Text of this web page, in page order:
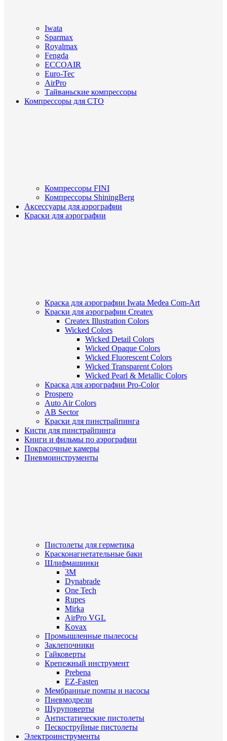
Iwata
Sparmax
Royalmax
Fengda
ECCOAIR
Euro-Tec
AirPro
Тайваньские компрессоры
Компрессоры для СТО
Компрессоры FINI
Компрессоры ShiningBerg
Аксессуары для аэрографии
Краски для аэрографии
Краска для аэрографии Iwata Medea Com-Art
Краски для аэрографии Createx
Createx Illustration Colors
Wicked Colors
Wicked Detail Colors
Wicked Opaque Colors
Wicked Fluorescent Colors
Wicked Transparent Colors
Wicked Pearl & Metallic Colors
Краска для аэрографии Pro-Color
Prospero
Auto Air Colors
AB Sector
Краски для пинстрайпинга
Кисти для пинстрайпинга
Книги и фильмы по аэрографии
Покрасочные камеры
Пневмоинструменты
Пистолеты для герметика
Красконагнетательные баки
Шлифмашинки
3M
Dynabrade
One Tech
Rupes
Mirka
AirPro VGL
Kovax
Промышленные пылесосы
Заклепочники
Гайковерты
Крепежный инструмент
Prebena
EZ-Fasten
Мембранные помпы и насосы
Пневмодрели
Шуруповерты
Антистатические пистолеты
Пескоструйные пистолеты
Электроинструменты